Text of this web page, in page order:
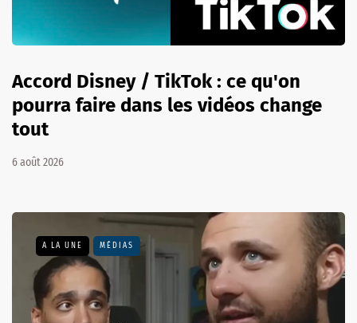
Accord Disney / TikTok : ce qu'on
pourra faire dans les vidéos change
tout
6 août 2026
A LA UNE MÉDIAS